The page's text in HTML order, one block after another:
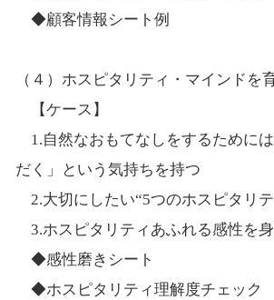
◆顧客情報シート例
（４）ホスピタリティ・マインドを
【ケース】
1.自然なおもてなしをするために
だく」という気持ちを持つ
2.大切にしたい“5つのホスピタリ
3.ホスピタリティあふれる感性を
◆感性磨きシート
◆ホスピタリティ理解度チェック